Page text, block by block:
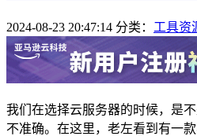
2024-08-23 20:47:14 分类： 工具资
我们在选择云服务器的时候，是
不准确。在这里，老左看到有一